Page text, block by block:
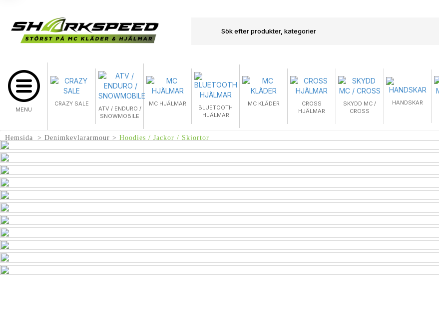
MENU
CRAZY SALE
ATV / ENDURO /
SNOWMOBILE
MC HJÄLMAR
BLUETOOTH
HJÄLMAR
MC KLÄDER
CROSS
HJÄLMAR
SKYDD MC /
CROSS
HANDSKAR
Hemsida Denimkevlararmour Hoodies / Jackor / Skjortor